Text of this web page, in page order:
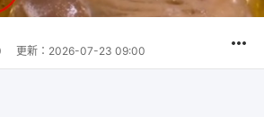
更新： 2026-07-23 09:00